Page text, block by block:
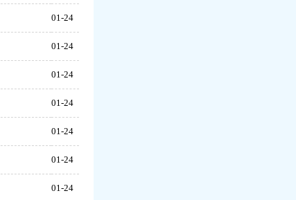
01-24
01-24
01-24
01-24
01-24
01-24
01-24